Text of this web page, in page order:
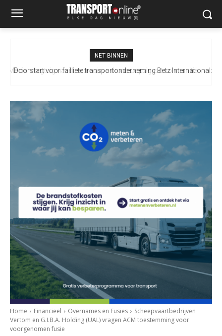
NET BINNEN
Doorstart voor failliete transportonderneming Betz International:
Home Financieel Overnames en Fusies
Scheepvaartbedrijven
Vertom en G.I.B.A. Holding (UAL) vragen ACM toestemming voor
voorgenomen fusie